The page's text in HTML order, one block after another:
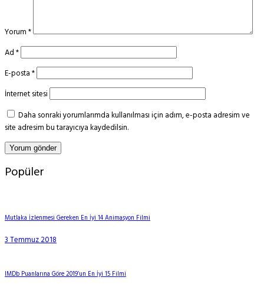
Yorum*
Ad*
E-posta*
İnternet sitesi
Daha sonraki yorumlarımda kullanılması için adım, e-posta adresim ve
site adresim bu tarayıcıya kaydedilsin.
Popüler
Mutlaka İzlenmesi Gereken En İyi 14 Animasyon Filmi
3 Temmuz 2018
IMDb Puanlarına Göre 2019’un En İyi 15 Filmi